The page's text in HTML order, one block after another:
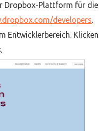
Dropbox-Plattform für die
developers.
Entwicklerbereich. Klicken